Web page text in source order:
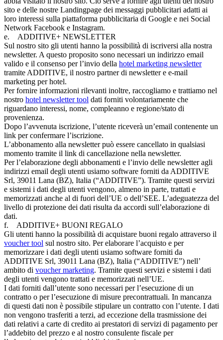
sito e delle nostre Landingpage dei messaggi pubblicitari adatti ai
loro interessi sulla piattaforma pubblicitaria di Google e nei Social
Network Facebook e Instagram.
e. ADDITIVE+ NEWSLETTER
Sul nostro sito gli utenti hanno la possibilità di iscriversi alla nostra
newsletter. A questo proposito sono necessari un indirizzo email
valido e il consenso per l’invio della hotel marketing newsletter
tramite ADDITIVE, il nostro partner di newsletter e e-mail
marketing per hotel.
Per fornire informazioni rilevanti inoltre, raccogliamo e trattiamo nel
nostro hotel newsletter tool dati forniti volontariamente che
riguardano interessi, nome, compleanno e regione/stato di
provenienza.
Dopo l’avvenuta iscrizione, l’utente riceverà un’email contenente un
link per confermare l’iscrizione.
L’abbonamento alla newsletter può essere cancellato in qualsiasi
momento tramite il link di cancellazione nella newsletter.
Per l’elaborazione degli abbonamenti e l’invio delle newsletter agli
indirizzi email degli utenti usiamo software forniti da ADDITIVE
Srl, 39011 Lana (BZ), Italia (“ADDITIVE”). Tramite questi servizi
e sistemi i dati degli utenti vengono, almeno in parte, trattati e
memorizzati anche al di fuori dell’UE o dell’SEE. L’adeguatezza del
livello di protezione dei dati risulta da accordi sull’elaborazione di
dati.
f. ADDITIVE+ BUONI REGALO
Gli utenti hanno la possibilità di acquistare buoni regalo attraverso il
voucher tool sul nostro sito. Per elaborare l’acquisto e per
memorizzare i dati degli utenti usiamo software forniti da
ADDITIVE Srl, 39011 Lana (BZ), Italia (“ADDITIVE”) nell’
ambito di voucher marketing. Tramite questi servizi e sistemi i dati
degli utenti vengono trattati e memorizzati nell’UE.
I dati forniti dall’utente sono necessari per l’esecuzione di un
contratto o per l’esecuzione di misure precontrattuali. In mancanza
di questi dati non è possibile stipulare un contratto con l’utente. I dati
non vengono trasferiti a terzi, ad eccezione della trasmissione dei
dati relativi a carte di credito ai prestatori di servizi di pagamento per
l’addebito del prezzo e al nostro consulente fiscale per